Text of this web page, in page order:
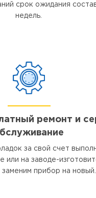
срок ожидания
недель.
ремонт и
за свой счет
или на заводе-
прибор на новый.